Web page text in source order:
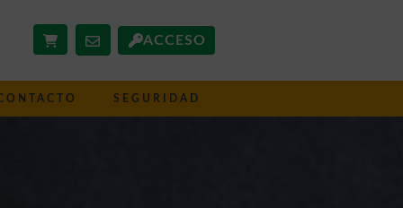
ACCESO
SEGURIDAD